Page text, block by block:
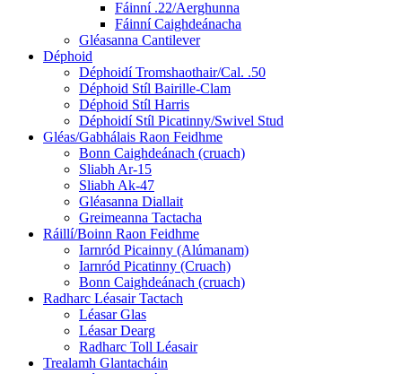
Fáinní .22/Aerghunna
Fáinní Caighdeánacha
Gléasanna Cantilever
Déphoid
Déphoidí Tromshaothair/Cal. .50
Déphoid Stíl Bairille-Clam
Déphoid Stíl Harris
Déphoidí Stíl Picatinny/Swivel Stud
Gléas/Gabhálais Raon Feidhme
Bonn Caighdeánach (cruach)
Sliabh Ar-15
Sliabh Ak-47
Gléasanna Diallait
Greimeanna Tactacha
Ráillí/Boinn Raon Feidhme
Iarnród Picainny (Alúmanam)
Iarnród Picatinny (Cruach)
Bonn Caighdeánach (cruach)
Radharc Léasair Tactach
Léasar Glas
Léasar Dearg
Radharc Toll Léasair
Trealamh Glantacháin